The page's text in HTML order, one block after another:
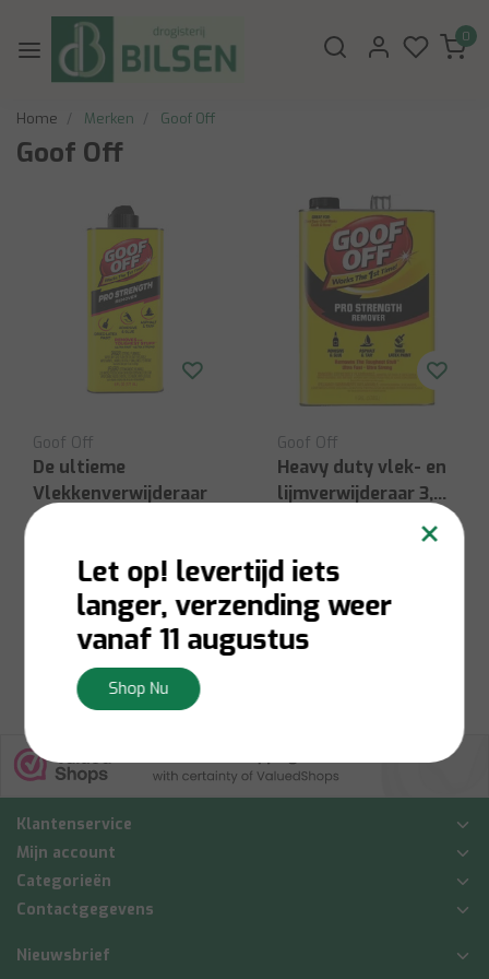
0
Home Merken Goof Off
Goof Off
Goof Off
De ultieme
Vlekkenverwijderaar
Op voorraad:Levering 1-
3 werkdagen
Bekijken
Goof Off
Heavy duty vlek- en
lijmverwijderaar 3,8
€49,55
Klantenservice
Mijn account
Categorieën
Contactgegevens
Nieuwsbrief
×
Let op! levertijd iets
langer, verzending weer
vanaf 11 augustus
Shop Nu